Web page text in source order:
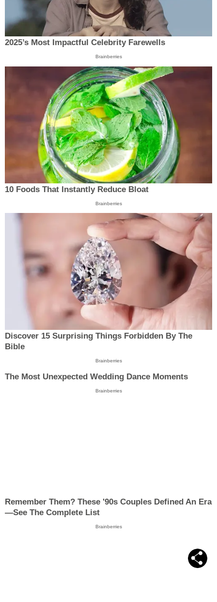
2025’s Most Impactful Celebrity Farewells
Brainberries
10 Foods That Instantly Reduce Bloat
Brainberries
Discover 15 Surprising Things Forbidden By The
Bible
Brainberries
The Most Unexpected Wedding Dance Moments
Brainberries
Remember Them? These '90s Couples Defined An Era
—See The Complete List
Brainberries